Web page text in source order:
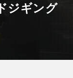
ジギング